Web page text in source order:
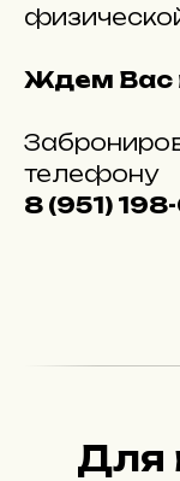
Ждем Вас
телефону
8 (951)
Для